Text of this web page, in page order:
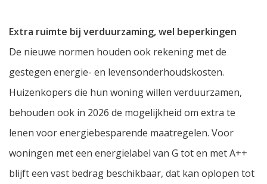
Extra ruimte bij verduurzaming, wel beperkingen
De nieuwe normen houden ook rekening met de
gestegen energie- en levensonderhoudskosten.
Huizenkopers die hun woning willen verduurzamen,
behouden ook in 2026 de mogelijkheid om extra te
lenen voor energiebesparende maatregelen. Voor
woningen met een energielabel van G tot en met A++
blijft een vast bedrag beschikbaar, dat kan oplopen tot